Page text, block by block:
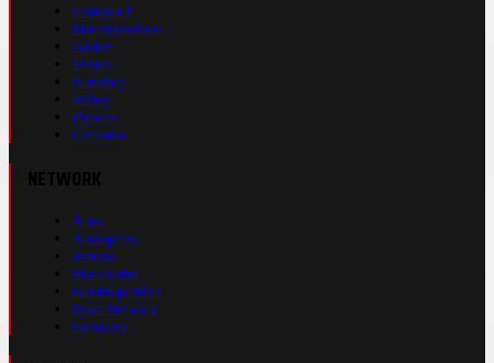
Formula 1
Motomondiale
Basket
Tennis
Running
Volley
eSports
Ciclismo
Auto
Autosprint
Inmoto
Motosprint
Guerinsportivo
Sport Network
Fantacup